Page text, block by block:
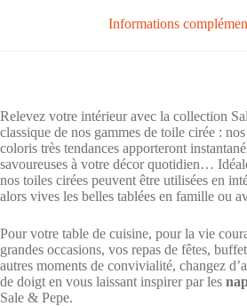
Informations
Relevez votre intérieur avec la collection
classique de nos gammes de toile cirée :
coloris très tendances apporteront
savoureuses à votre décor quotidien…
nos toiles cirées peuvent être utilisées en
alors vives les belles tablées en famille ou
Pour votre table de cuisine, pour la vie
grandes occasions, vos repas de fêtes,
autres moments de convivialité, changez
de doigt en vous laissant inspirer par les
Sale & Pepe.